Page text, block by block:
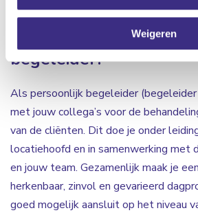
Weigeren
Wat doet een
begeleider?
Als persoonlijk begeleider
met jouw collega’s voor de
van de cliënten. Dit doe je onder
locatiehoofd en in samenwerking met
en jouw team. Gezamenlijk maak je
herkenbaar, zinvol en gevarieerd
goed mogelijk aansluit op het niveau